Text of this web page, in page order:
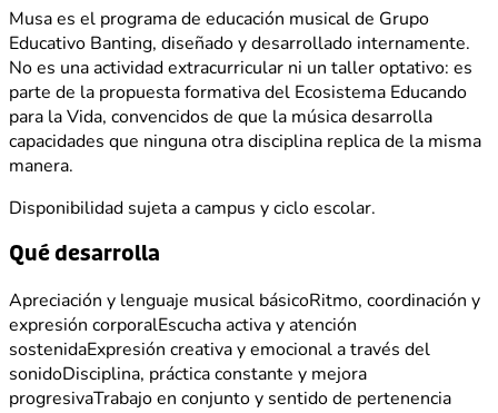
Musa es el programa de educación musical de Grupo
Educativo Banting, diseñado y desarrollado internamente.
No es una actividad extracurricular ni un taller optativo: es
parte de la propuesta formativa del Ecosistema Educando
para la Vida, convencidos de que la música desarrolla
capacidades que ninguna otra disciplina replica de la misma
manera.
Disponibilidad sujeta a campus y ciclo escolar.
Qué desarrolla
Apreciación y lenguaje musical básicoRitmo, coordinación y
expresión corporalEscucha activa y atención
sostenidaExpresión creativa y emocional a través del
sonidoDisciplina, práctica constante y mejora
progresivaTrabajo en conjunto y sentido de pertenencia